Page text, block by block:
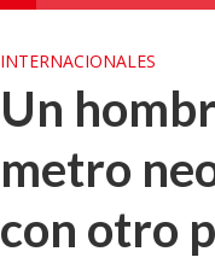
INTERNACIONALES
Un
metro
con otro